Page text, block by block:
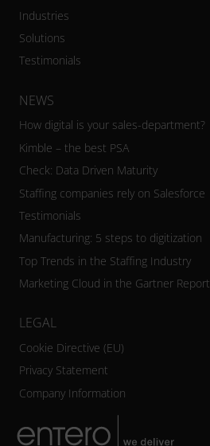
Industries
Solutions
Testimonials
NEWS
How digital is your sales-department?
Kimble – the best PSA
Check: Data Driven Maturity
Staffing companies rely on Salesforce
Testimonials
Manufacturing: 5 steps to digitization
Top Trends in the Staffing Industry
Marketing Cloud in the Gartner Report
LEGAL
Cookie Directive (EU)
Privacy Statement
Company Information